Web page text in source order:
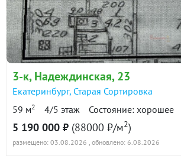
в продаже
Показать всю историю: 15 предложений →
3-к, Надеждинская, 23
Екатеринбург, Старая Сортировка
59 м2 4/5 этаж Состояние: хорошее
5 190 000 ₽ (88000 ₽/м2)
размещено: 03.08.2026 , обновлено: 6.08.2026